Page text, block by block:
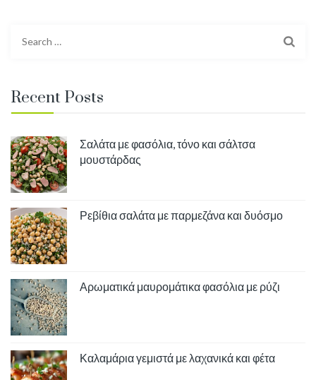
Recent Posts
Σαλάτα με φασόλια, τόνο και σάλτσα
μουστάρδας
Ρεβίθια σαλάτα με παρμεζάνα και δυόσμο
Αρωματικά μαυρομάτικα φασόλια με ρύζι
Καλαμάρια γεμιστά με λαχανικά και φέτα